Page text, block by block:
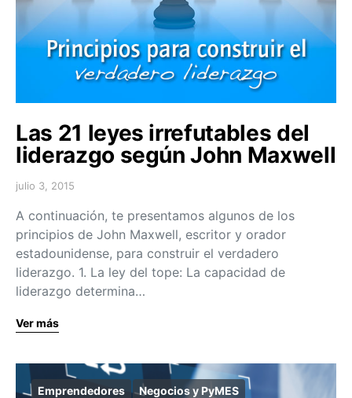
Las 21 leyes irrefutables del
liderazgo según John Maxwell
julio 3, 2015
A continuación, te presentamos algunos de los
principios de John Maxwell, escritor y orador
estadounidense, para construir el verdadero
liderazgo. 1. La ley del tope: La capacidad de
liderazgo determina…
Ver más
Emprendedores Negocios y PyMES